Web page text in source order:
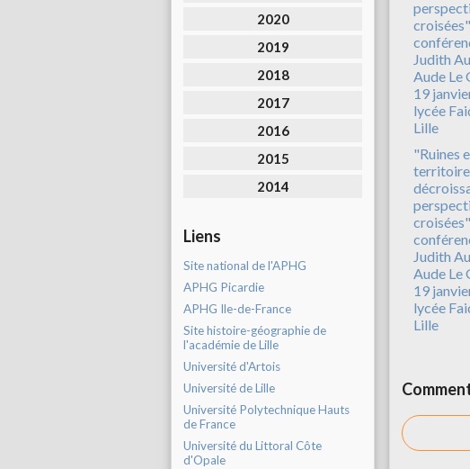
2020
2019
2018
2017
2016
2015
2014
Liens
Site national de l'APHG
APHG Picardie
APHG Ile-de-France
Site histoire-géographie de
l'académie de Lille
Université d'Artois
Université de Lille
Université Polytechnique Hauts
de France
Université du Littoral Côte
d'Opale
"Ruines
Judith
Aude Le
19
lycée
Lille